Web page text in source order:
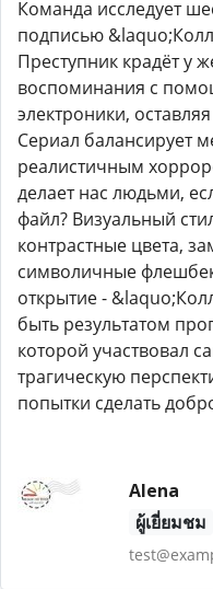
Команда исследует
подписью
Преступник крадёт у
воспоминания с
электроники,
Сериал балансирует
реалистичным
делает нас людьми,
файл? Визуальный
контрастные цвета,
символичные
открытие -
быть результатом
которой участвовал
трагическую
попытки сделать
Alena
ผู้เยี่ยมชม